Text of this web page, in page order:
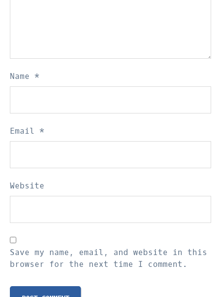
Name *
Email *
Website
Save my name, email, and website in this
browser for the next time I comment.